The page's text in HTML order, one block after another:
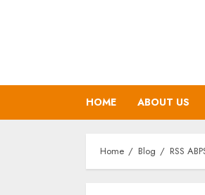
HOME ABOUT US
Home Blog RSS